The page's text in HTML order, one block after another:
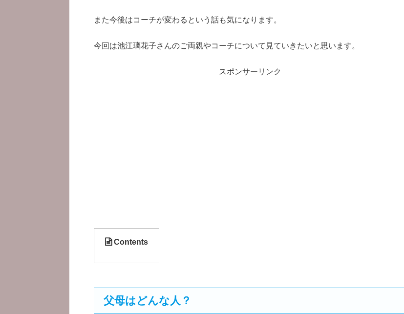
また今後はコーチが変わるという話も気になります。
今回は池江璃花子さんのご両親やコーチについて見ていきたいと思います。
スポンサーリンク
Contents
父母はどんな人？